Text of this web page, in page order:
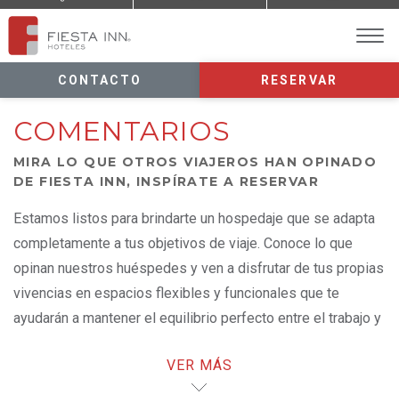
CONTACTO RESERVAR
COMENTARIOS
MIRA LO QUE OTROS VIAJEROS HAN OPINADO
DE FIESTA INN, INSPÍRATE A RESERVAR
Estamos listos para brindarte un hospedaje que se adapta
completamente a tus objetivos de viaje. Conoce lo que
opinan nuestros huéspedes y ven a disfrutar de tus propias
vivencias en espacios flexibles y funcionales que te
ayudarán a mantener el equilibrio perfecto entre el trabajo y
VER MÁS